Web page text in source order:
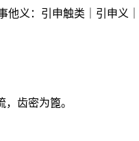
他义：引申触类｜引申义
齿密为篦。